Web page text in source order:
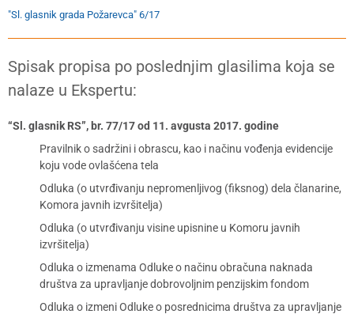
"Sl. glasnik grada Požarevca" 6/17
Spisak propisa po poslednjim glasilima koja se
nalaze u Ekspertu:
“Sl. glasnik RS”, br. 77/17 od 11. avgusta 2017. godine
Pravilnik o sadržini i obrascu, kao i načinu vođenja evidencije
koju vode ovlašćena tela
Odluka (o utvrđivanju nepromenljivog (fiksnog) dela članarine,
Komora javnih izvršitelja)
Odluka (o utvrđivanju visine upisnine u Komoru javnih
izvršitelja)
Odluka o izmenama Odluke o načinu obračuna naknada
društva za upravljanje dobrovoljnim penzijskim fondom
Odluka o izmeni Odluke o posrednicima društva za upravljanje